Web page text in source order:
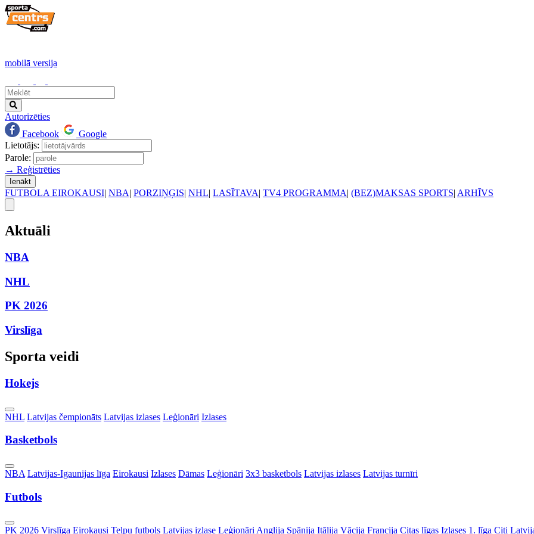
mobilā versija
Autorizēties
Facebook
Google
Lietotājs:
Parole:
→ Reģistrēties
Ienākt
FUTBOLA EIROKAUSI| NBA| PORZIŅĢIS| NHL| LASĪTAVA| TV4 PROGRAMMA| (BEZ)MAKSAS SPORTS| ARHĪVS
Aktuāli
NBA
NHL
PK 2026
Virslīga
Sporta veidi
Hokejs
Toggle
Dropdown
NHL Latvijas čempionāts Latvijas izlases Leģionāri Izlases
Basketbols
Toggle
Dropdown
NBA Latvijas-Igaunijas līga Eirokausi Izlases Dāmas Leģionāri 3x3 basketbols Latvijas izlases Latvijas turnīri
Futbols
Toggle
PK 2026 Virslīga Eirokausi Telpu futbols Latvijas izlase Leģionāri Anglija Spānija Itālija Vācija Francija Citas līgas Izlases 1. līga Citi